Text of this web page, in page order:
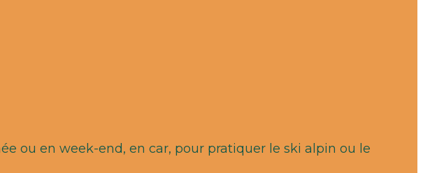
ou en week-end, en car, pour pratiquer le ski alpin ou le